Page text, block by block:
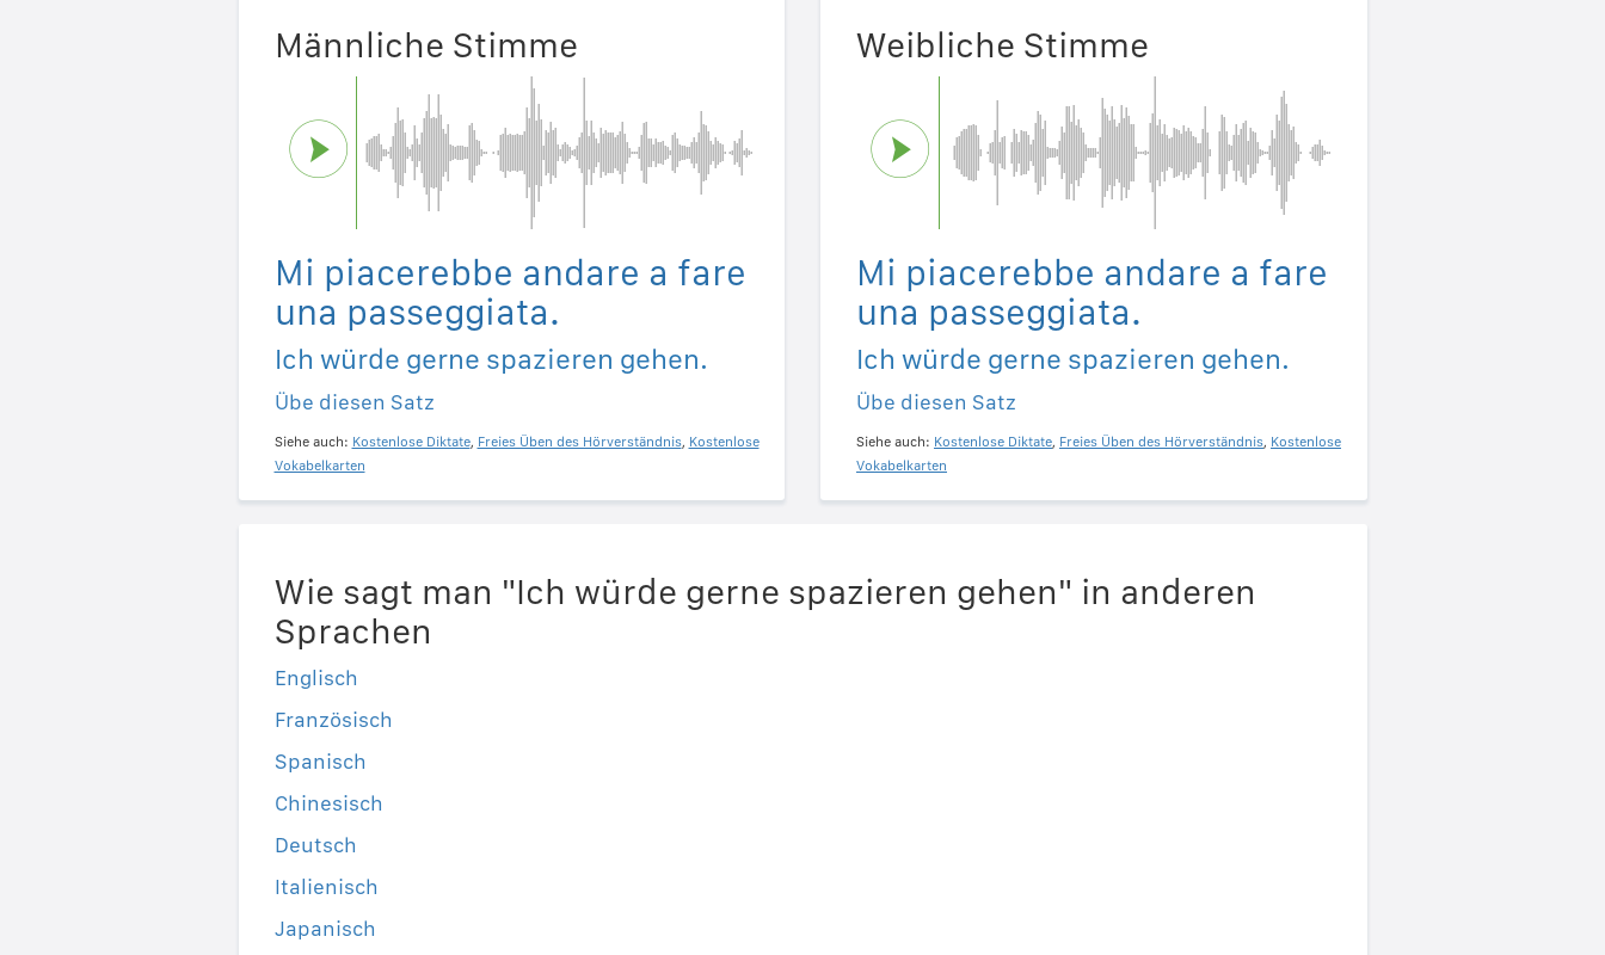
Männliche Stimme
Mi piacerebbe andare a fare
una passeggiata.
Ich würde gerne spazieren gehen.
Übe diesen Satz
Siehe auch: Kostenlose Diktate, Freies Üben des Hörverständnis, Kostenlose
Vokabelkarten
Weibliche Stimme
Mi piacerebbe andare a fare
una passeggiata.
Ich würde gerne spazieren gehen.
Übe diesen Satz
Siehe auch: Kostenlose Diktate, Freies Üben des Hörverständnis, Kostenlose
Vokabelkarten
Wie sagt man "Ich würde gerne spazieren gehen" in anderen
Sprachen
Englisch
Französisch
Spanisch
Chinesisch
Deutsch
Italienisch
Japanisch